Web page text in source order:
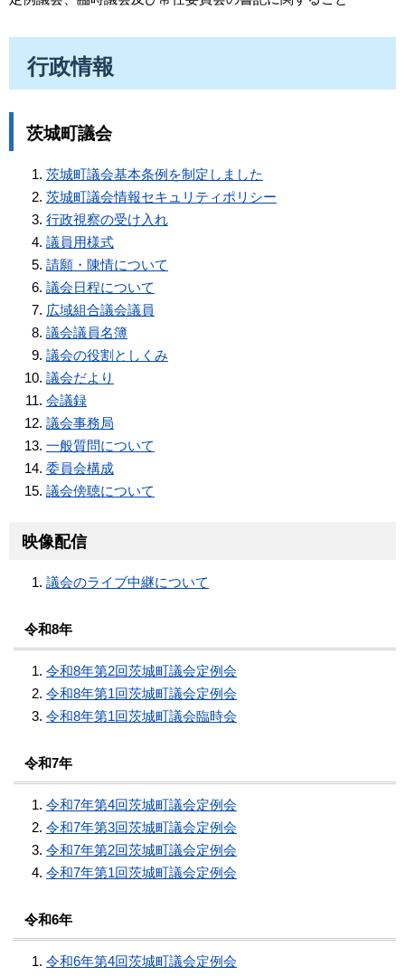
行政情報
茨城町議会
茨城町議会基本条例を制定しました
茨城町議会情報セキュリティポリシー
行政視察の受け入れ
議員用様式
請願・陳情について
議会日程について
広域組合議会議員
議会議員名簿
議会の役割としくみ
議会だより
会議録
議会事務局
一般質問について
委員会構成
議会傍聴について
映像配信
議会のライブ中継について
令和8年
令和8年第2回茨城町議会定例会
令和8年第1回茨城町議会定例会
令和8年第1回茨城町議会臨時会
令和7年
令和7年第4回茨城町議会定例会
令和7年第3回茨城町議会定例会
令和7年第2回茨城町議会定例会
令和7年第1回茨城町議会定例会
令和6年
令和6年第4回茨城町議会定例会